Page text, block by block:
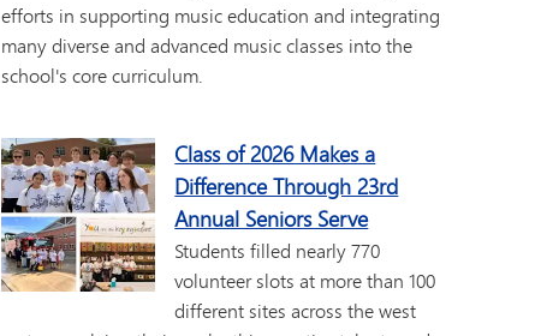
efforts in supporting music education and integrating
many diverse and advanced music classes into the
school's core curriculum.
Class of 2026 Makes a
Difference Through 23rd
Annual Seniors Serve
Students filled nearly 770
volunteer slots at more than 100
different sites across the west